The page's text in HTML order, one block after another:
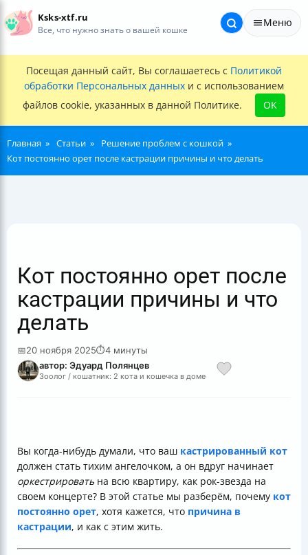
Ksks-xtf.ru
Все, что нужно знать о вашей кошке
Меню
Посещая данный сайт, Вы соглашаетесь с Политикой
обработки Персональных данных и с использованием
файлов cookie, указанных в данной Политике.
OK
Главная Статьи
Решение проблем с кошкой
Кот постоянно орет после кастрации причины и что делать
Кот постоянно орет после
кастрации причины и что
делать
📅20 ноября 2025⏱4 минуты
автор: Эдуард Полянцев
Зоолог / кошатник: 2 кота и кошечка в доме
Вы когда-нибудь думали, что ваш кастрированный кот
должен стать тихим ангелочком, а он вдруг начинает
оркестрировать на всю квартиру, как рок-звезда на
своем концерте? В этой статье мы разберём, почему кот
постоянно орет, хотя кажется, что причина в
кастрации, и как с этим жить.